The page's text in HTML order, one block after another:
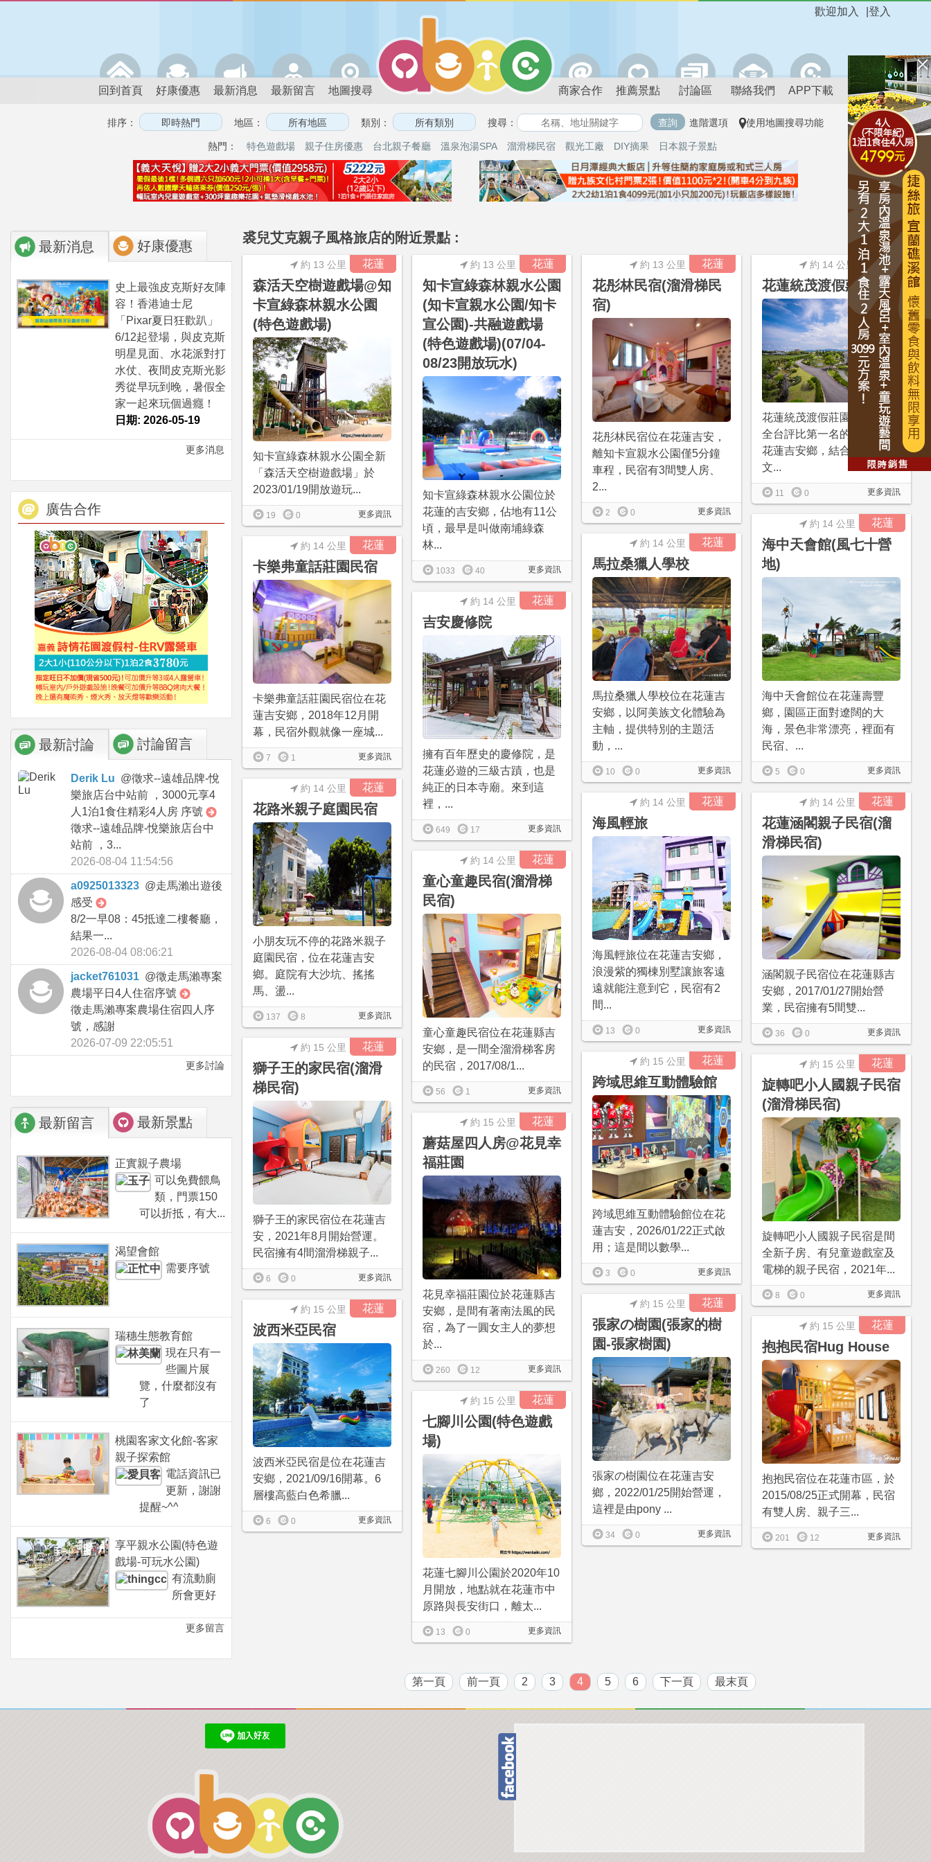
登入
歡迎加入
回到首頁 好康優惠 最新消息 最新留言 地圖搜尋 商家合作 推薦景點 討論區 聯絡我們 APP下載
排序： 地區： 類別： 搜尋： 進階選項 使用地圖搜尋功能
熱門： 特色遊戲場 親子住房優惠 台北親子餐廳 溫泉泡湯SPA 溜滑梯民宿 觀光工廠 DIY摘果 日本親子景點
最新消息 好康優惠
史上最強皮克斯好友陣
容！香港迪士尼
「Pixar夏日狂歡趴」
6/12起登場，與皮克斯
明星見面、水花派對打
水仗、夜間皮克斯光影
秀從早玩到晚，暑假全
家一起來玩個過癮！
日期: 2026-05-19
更多消息
廣告合作
最新討論 討論留言
Derik Lu @徵求--遠雄品牌-悅
樂旅店台中站前 ，3000元享4
人1泊1食住精彩4人房 序號
徵求--遠雄品牌-悅樂旅店台中
站前 ，3...
2026-08-04 11:54:56
a0925013323 @走馬瀨出遊後
感受
8/2一早08：45抵達二樓餐廳，
結果一...
2026-08-04 08:06:21
jacket761031 @徵走馬瀨專案
農場平日4人住宿序號
徵走馬瀨專案農場住宿四人序
號，感謝
2026-07-09 22:05:51
更多討論
最新留言 最新景點
正實親子農場
可以免費餵鳥
類，門票150
可以折抵，有大...
渴望會館
需要序號
瑞穗生態教育館
現在只有一
些圖片展
覽，什麼都沒有
了
桃園客家文化館-客家
親子探索館
電話資訊已
更新，謝謝
提醒~^^
享平親水公園(特色遊
戲場-可玩水公園)
有流動廁
所會更好
更多留言
裘兒艾克親子風格旅店的附近景點 : 進階搜尋
花蓮
約 13 公里
森活天空樹遊戲場@知
卡宣綠森林親水公園
(特色遊戲場)
知卡宣綠森林親水公園全新
「森活天空樹遊戲場」於
2023/01/19開放遊玩...
更多資訊
19 0
花蓮
約 13 公里
知卡宣綠森林親水公園
(知卡宣親水公園/知卡
宣公園)-共融遊戲場
(特色遊戲場)(07/04-
08/23開放玩水)
知卡宣綠森林親水公園位於
花蓮的吉安鄉，佔地有11公
頃，最早是叫做南埔綠森
林...
更多資訊
1033 40
花蓮
約 13 公里
花彤林民宿(溜滑梯民
宿)
花彤林民宿位在花蓮吉安，
離知卡宣親水公園僅5分鐘
車程，民宿有3間雙人房、
2...
更多資訊
2 0
花蓮
約 14 公里
花蓮統茂渡假莊園
花蓮統茂渡假莊園，坐落在
全台評比第一名的幸福小鎮-
花蓮吉安鄉，結合了地方
文...
更多資訊
11 0
花蓮
約 14 公里
海中天會館(風七十營
地)
海中天會館位在花蓮壽豐
鄉，園區正面對遼闊的大
海，景色非常漂亮，裡面有
民宿、...
更多資訊
5 0
花蓮
約 14 公里
馬拉桑獵人學校
馬拉桑獵人學校位在花蓮吉
安鄉，以阿美族文化體驗為
主軸，提供特別的主題活
動，...
更多資訊
10 0
花蓮
約 14 公里
卡樂弗童話莊園民宿
卡樂弗童話莊園民宿位在花
蓮吉安鄉，2018年12月開
幕，民宿外觀就像一座城...
更多資訊
7 1
花蓮
約 14 公里
吉安慶修院
擁有百年歷史的慶修院，是
花蓮必遊的三級古蹟，也是
純正的日本寺廟。來到這
裡，...
更多資訊
649 17
花蓮
約 14 公里
花路米親子庭園民宿
小朋友玩不停的花路米親子
庭園民宿，位在花蓮吉安
鄉。庭院有大沙坑、搖搖
馬、盪...
更多資訊
137 8
花蓮
約 14 公里
海風輕旅
海風輕旅位在花蓮吉安鄉，
浪漫紫的獨棟別墅讓旅客遠
遠就能注意到它，民宿有2
間...
更多資訊
13 0
花蓮
約 14 公里
花蓮涵閣親子民宿(溜
滑梯民宿)
涵閣親子民宿位在花蓮縣吉
安鄉，2017/01/27開始營
業，民宿擁有5間雙...
更多資訊
36 0
花蓮
約 14 公里
童心童趣民宿(溜滑梯
民宿)
童心童趣民宿位在花蓮縣吉
安鄉，是一間全溜滑梯客房
的民宿，2017/08/1...
更多資訊
56 1
花蓮
約 15 公里
獅子王的家民宿(溜滑
梯民宿)
獅子王的家民宿位在花蓮吉
安，2021年8月開始營運。
民宿擁有4間溜滑梯親子...
更多資訊
6 0
花蓮
約 15 公里
跨域思維互動體驗館
跨域思維互動體驗館位在花
蓮吉安，2026/01/22正式啟
用；這是間以數學...
更多資訊
3 0
花蓮
約 15 公里
旋轉吧小人國親子民宿
(溜滑梯民宿)
旋轉吧小人國親子民宿是間
全新子房、有兒童遊戲室及
電梯的親子民宿，2021年...
更多資訊
8 0
花蓮
約 15 公里
蘑菇屋四人房@花見幸
福莊園
花見幸福莊園位於花蓮縣吉
安鄉，是間有著南法風的民
宿，為了一圓女主人的夢想
於...
更多資訊
260 12
花蓮
約 15 公里
張家の樹園(張家的樹
園-張家樹園)
張家の樹園位在花蓮吉安
鄉，2022/01/25開始營運，
這裡是由pony ...
更多資訊
34 0
花蓮
約 15 公里
波西米亞民宿
波西米亞民宿是位在花蓮吉
安鄉，2021/09/16開幕。6
層樓高藍白色希臘...
更多資訊
6 0
花蓮
約 15 公里
抱抱民宿Hug House
抱抱民宿位在花蓮市區，於
2015/08/25正式開幕，民宿
有雙人房、親子三...
更多資訊
201 12
花蓮
約 15 公里
七腳川公園(特色遊戲
場)
花蓮七腳川公園於2020年10
月開放，地點就在花蓮市中
原路與長安街口，離太...
更多資訊
13 0
第一頁 前一頁 2 3 4 5 6 下一頁 最末頁